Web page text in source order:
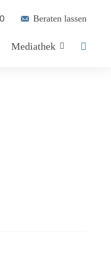
Beraten lassen
Mediathek